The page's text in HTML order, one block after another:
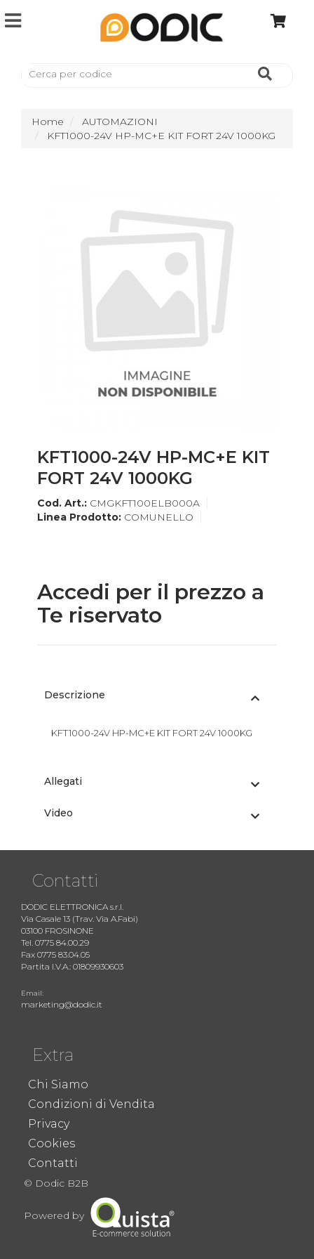
Home
AUTOMAZIONI
KFT1000-24V HP-MC+E KIT FORT 24V 1000KG
KFT1000-24V HP-MC+E KIT
FORT 24V 1000KG
Cod. Art.: CMGKFT100ELB000A
Linea Prodotto: COMUNELLO
Accedi per il prezzo a
Te riservato
Descrizione
KFT1000-24V HP-MC+E KIT FORT 24V 1000KG
Allegati
Video
Contatti
DODIC ELETTRONICA s.r.l.
Via Casale 13 (Trav. Via A.Fabi)
03100 FROSINONE
Tel. 0775 84.00.29
Fax 0775 83.04.05
Partita I.V.A.: 01809930603
Email:
marketing@dodic.it
Extra
Chi Siamo
Condizioni di Vendita
Privacy
Cookies
Contatti
© Dodic B2B
Powered by